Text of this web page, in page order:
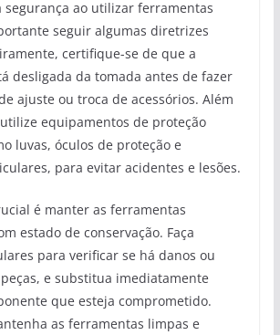
segurança ao utilizar ferramentas
seguir algumas diretrizes
certifique-se de que a
desligada da tomada antes de fazer
ajuste ou troca de acessórios. Além
equipamentos de proteção
luvas, óculos de proteção e
para evitar acidentes e lesões.
é manter as ferramentas
estado de conservação. Faça
para verificar se há danos ou
e substitua imediatamente
que esteja comprometido.
as ferramentas limpas e